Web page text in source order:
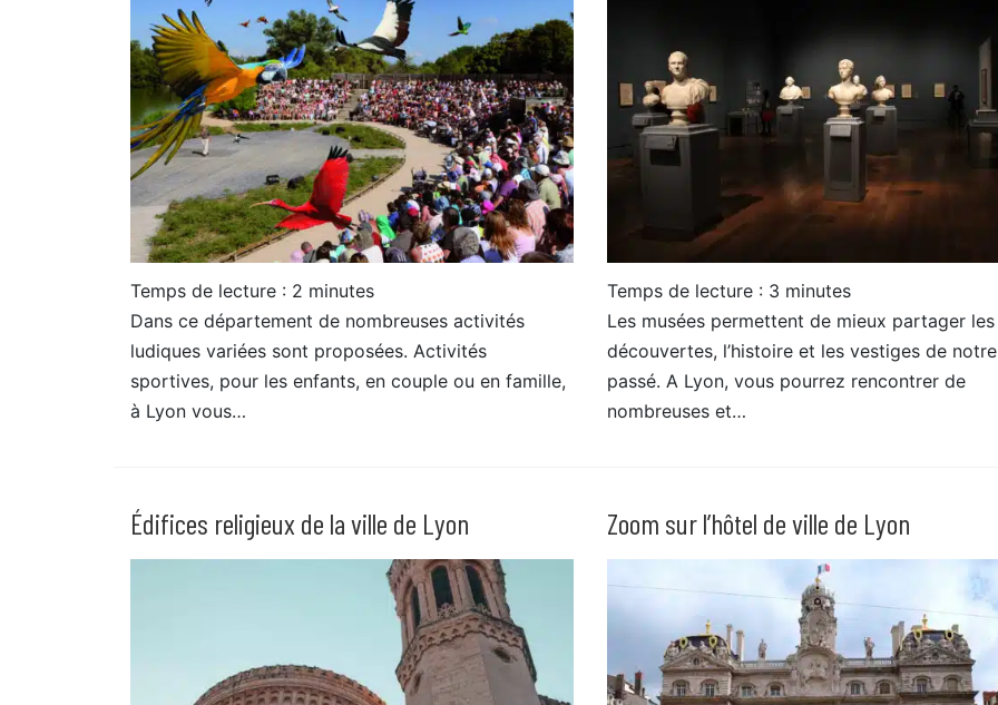
Temps de lecture : 2 minutes
Dans ce département de nombreuses activités
ludiques variées sont proposées. Activités
sportives, pour les enfants, en couple ou en famille,
à Lyon vous…
Temps de lecture : 3 minutes
Les musées permettent de mieux partager les
découvertes, l’histoire et les vestiges de notre
passé. A Lyon, vous pourrez rencontrer de
nombreuses et…
Édifices religieux de la ville de Lyon Zoom sur l’hôtel de ville de Lyon